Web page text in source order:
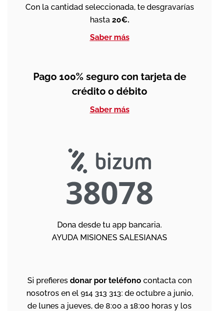
Con la cantidad seleccionada, te desgravarías
hasta 20€.
Saber más
Pago 100% seguro con tarjeta de
crédito o débito
Saber más
Dona desde tu app bancaria.
AYUDA MISIONES SALESIANAS
Si prefieres donar por teléfono contacta con
nosotros en el 914 313 313: de octubre a junio,
de lunes a jueves, de 8:00 a 18:00 horas y los